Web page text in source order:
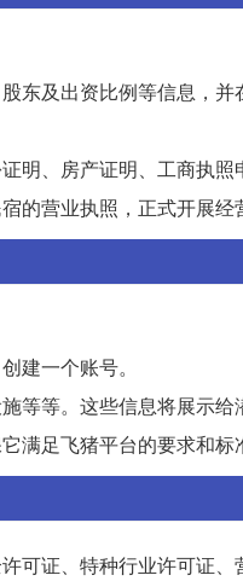
东及出资比例等信息，
明、房产证明、工商执照
的营业执照，正式开展经
建一个账号。
等等。这些信息将展示
满足飞猪平台的要求和标
证、特种行业许可证、